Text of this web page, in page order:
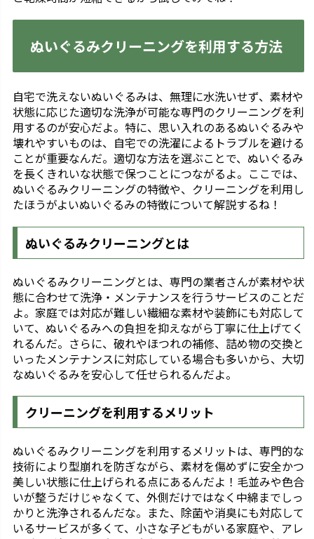
ぬいぐるみクリーニングを利用する方法
自宅で洗えないぬいぐるみは、無理に水洗いせず、素材や
状態に応じた適切な洗浄が可能な専門のクリーニングを利
用するのが安心だよ。特に、思い入れのあるぬいぐるみや
壊れやすいものは、自宅での洗濯によるトラブルを避ける
ことが重要なんだ。適切な方法を選ぶことで、ぬいぐるみ
を長くきれいな状態で保つことにつながるよ。ここでは、
ぬいぐるみクリーニングの特徴や、クリーニングを利用し
たほうがよいぬいぐるみの特徴について解説するね！
ぬいぐるみクリーニングとは
ぬいぐるみクリーニングとは、専門の業者さんが素材や状
態に合わせて洗浄・メンテナンスを行うサービスのことだ
よ。家庭では対応が難しい繊細な素材や装飾にも対応して
いて、ぬいぐるみへの負担を抑えながら丁寧に仕上げてく
れるんだ。さらに、破れやほつれの補修、詰め物の交換と
いったメンテナンスに対応している場合も多いから、大切
なぬいぐるみを安心して任せられるんだよ。
クリーニングを利用するメリット
ぬいぐるみクリーニングを利用するメリットは、専門的な
技術により型崩れを防ぎながら、素材を傷めずに安全かつ
美しい状態に仕上げられる点にあるんだよ！毛並みや色合
いが整うだけじゃなくて、外側だけではなく中綿までしっ
かりと洗浄されるんだな。また、除菌や消臭にも対応して
いるサービスが多くて、小さな子どもがいる家庭や、アレ